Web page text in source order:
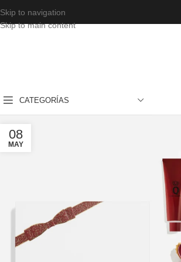
Skip to navigation
Skip to main content
CATEGORÍAS
08
MAY